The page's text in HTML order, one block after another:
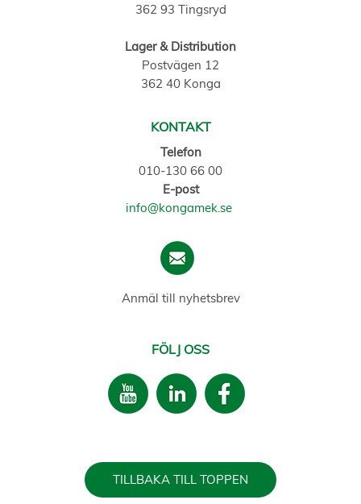
362 93 Tingsryd
Lager & Distribution
Postvägen 12
362 40 Konga
KONTAKT
Telefon
010-130 66 00
E-post
info@kongamek.se
Anmäl till nyhetsbrev
FÖLJ OSS
TILLBAKA TILL TOPPEN